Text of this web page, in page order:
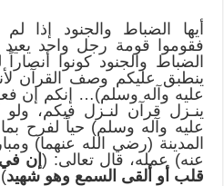
أيها الضباط والجنود إذا
فقوموا قومة رجل واحد يعيد
الضباط والجنود كونوا
ينطبق عليكم وصف القرآن
عليه وآله وسلم)… إنكم إن
ينـزل قرآن لنـزل فيكم،
عليه وآله وسلم) حياً لفرح
المدينة (رضي الله عنهما)
عنه) عمله، قال تعالى: (إن
قلب أو ألقى السمع وهو شهيد)